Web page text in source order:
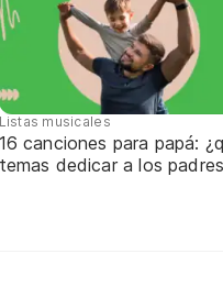
Listas musicales
16 canciones para papá:
temas dedicar a los